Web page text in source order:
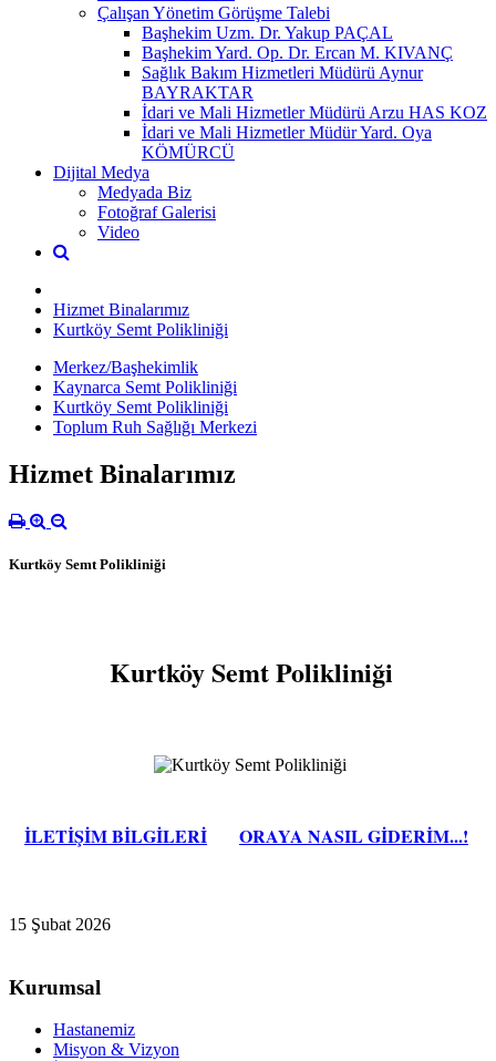
Çalışan Yönetim Görüşme Talebi
Başhekim Uzm. Dr. Yakup PAÇAL
Başhekim Yard. Op. Dr. Ercan M. KIVANÇ
Sağlık Bakım Hizmetleri Müdürü Aynur
BAYRAKTAR
İdari ve Mali Hizmetler Müdürü Arzu HAS KOZ
İdari ve Mali Hizmetler Müdür Yard. Oya
KÖMÜRCÜ
Dijital Medya
Medyada Biz
Fotoğraf Galerisi
Video
Hizmet Binalarımız
Kurtköy Semt Polikliniği
Merkez/Başhekimlik
Kaynarca Semt Polikliniği
Kurtköy Semt Polikliniği
Toplum Ruh Sağlığı Merkezi
Hizmet Binalarımız
Kurtköy Semt Polikliniği
Kurtköy Semt Polikliniği
İLETİŞİM BİLGİLERİ ORAYA NASIL GİDERİM...!
15 Şubat 2026
Kurumsal
Hastanemiz
Misyon & Vizyon